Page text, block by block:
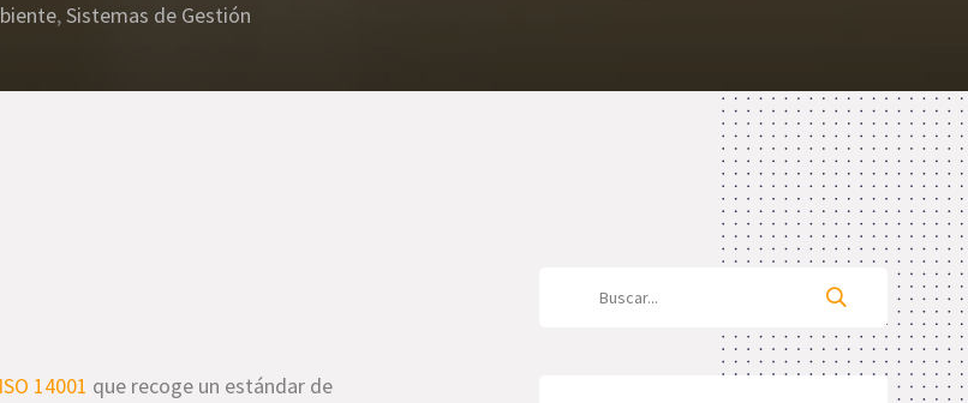
,Sistemas de Gestión
14001 que recoge un estándar de